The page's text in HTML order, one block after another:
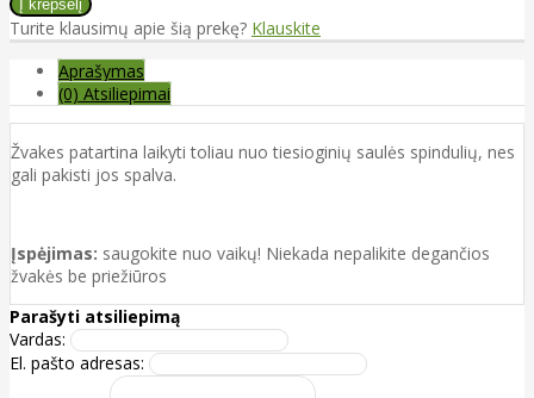
Turite klausimų apie šią prekę? Klauskite
Aprašymas
(0) Atsiliepimai
Žvakes patartina laikyti toliau nuo tiesioginių saulės spindulių, nes
gali pakisti jos spalva.
Įspėjimas: saugokite nuo vaikų! Niekada nepalikite degančios
žvakės be priežiūros
Parašyti atsiliepimą
Vardas:
El. pašto adresas: